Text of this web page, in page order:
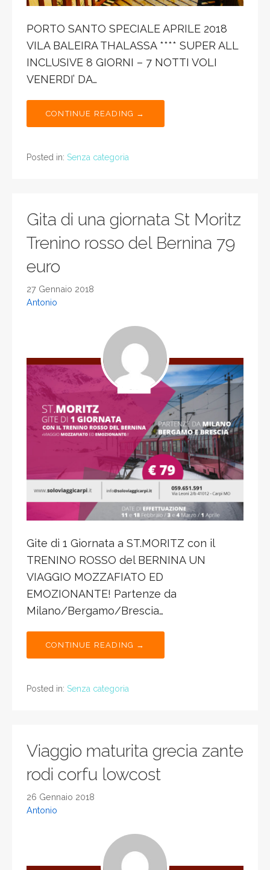
PORTO SANTO SPECIALE APRILE 2018
VILA BALEIRA THALASSA **** SUPER ALL
INCLUSIVE 8 GIORNI – 7 NOTTI VOLI
VENERDI’ DA…
CONTINUE READING →
Posted in: Senza categoria
Gita di una giornata St Moritz
Trenino rosso del Bernina 79
euro
27 Gennaio 2018
Antonio
Gite di 1 Giornata a ST.MORITZ con il
TRENINO ROSSO del BERNINA UN
VIAGGIO MOZZAFIATO ED
EMOZIONANTE! Partenze da
Milano/Bergamo/Brescia…
CONTINUE READING →
Posted in: Senza categoria
Viaggio maturita grecia zante
rodi corfu lowcost
26 Gennaio 2018
Antonio